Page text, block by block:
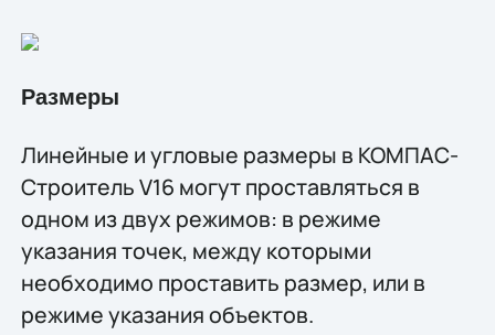
Размеры
Линейные и угловые размеры в КОМПАС-
Строитель V16 могут проставляться в
одном из двух режимов: в режиме
указания точек, между которыми
необходимо проставить размер, или в
режиме указания объектов.